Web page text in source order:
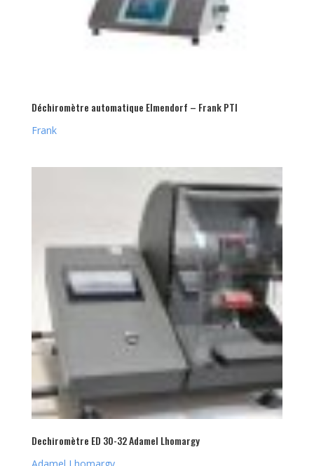
Déchiromètre automatique Elmendorf – Frank PTI
Frank
Dechiromètre ED 30-32 Adamel Lhomargy